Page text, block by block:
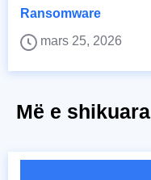
Ransomware
mars 25, 2026
Më e shikuara